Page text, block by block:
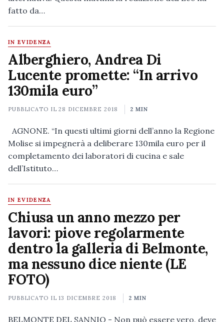
fatto da…
IN EVIDENZA
Alberghiero, Andrea Di
Lucente promette: “In arrivo
130mila euro”
PUBBLICATO IL28 DICEMBRE 2018 2 MIN
AGNONE. “In questi ultimi giorni dell’anno la Regione
Molise si impegnerà a deliberare 130mila euro per il
completamento dei laboratori di cucina e sale
dell’Istituto…
IN EVIDENZA
Chiusa un anno mezzo per
lavori: piove regolarmente
dentro la galleria di Belmonte,
ma nessuno dice niente (LE
FOTO)
PUBBLICATO IL13 DICEMBRE 2018 2 MIN
BELMONTE DEL SANNIO - Non può essere vero, deve